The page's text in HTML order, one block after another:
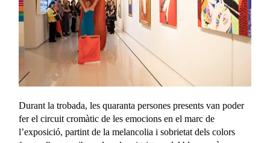
Durant la trobada, les quaranta persones presents van poder
fer el circuit cromàtic de les emocions en el marc de
l’exposició, partint de la melancolia i sobrietat dels colors